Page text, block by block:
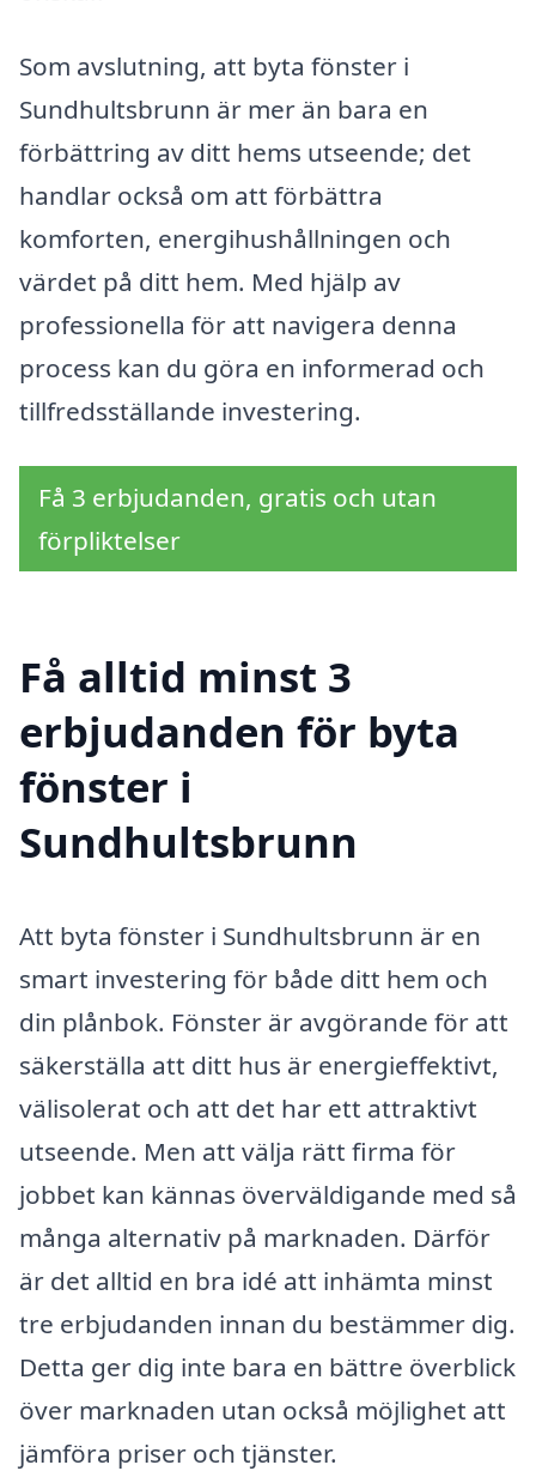
Som avslutning, att byta fönster i
Sundhultsbrunn är mer än bara en
förbättring av ditt hems utseende; det
handlar också om att förbättra
komforten, energihushållningen och
värdet på ditt hem. Med hjälp av
professionella för att navigera denna
process kan du göra en informerad och
tillfredsställande investering.
Få 3 erbjudanden, gratis och utan
förpliktelser
Få alltid minst 3
erbjudanden för byta
fönster i
Sundhultsbrunn
Att byta fönster i Sundhultsbrunn är en
smart investering för både ditt hem och
din plånbok. Fönster är avgörande för att
säkerställa att ditt hus är energieffektivt,
välisolerat och att det har ett attraktivt
utseende. Men att välja rätt firma för
jobbet kan kännas överväldigande med så
många alternativ på marknaden. Därför
är det alltid en bra idé att inhämta minst
tre erbjudanden innan du bestämmer dig.
Detta ger dig inte bara en bättre överblick
över marknaden utan också möjlighet att
jämföra priser och tjänster.